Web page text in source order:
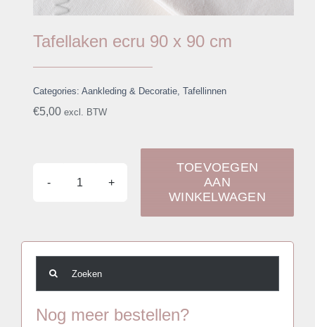
Tafellaken ecru 90 x 90 cm
Categories: Aankleding & Decoratie, Tafellinnen
€5,00 excl. BTW
x
TOEVOEGEN
AAN
WINKELWAGEN
naar:
Nog meer bestellen?